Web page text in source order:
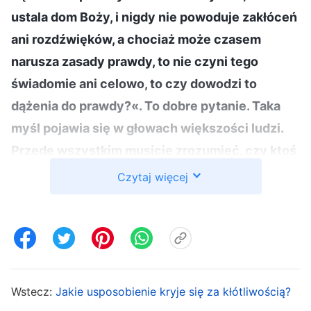
ustala dom Boży, i nigdy nie powoduje zakłóceń
ani rozdźwięków, a chociaż może czasem
narusza zasady prawdy, to nie czyni tego
świadomie ani celowo, to czy dowodzi to
dążenia do prawdy?«. To dobre pytanie. Taka
myśl pojawia się w głowach większości ludzi.
Przede wszystkim musicie zrozumieć, czy ktoś
byłby w stanie osiągnąć zrozumienie prawdy i
sądzicie?(Taka praktyka jest jak najbardziej
religijny. Jest to wypełnianie reguł. Nie może
Czytaj więcej
Wstecz: Jakie usposobienie kryje się za kłótliwością?